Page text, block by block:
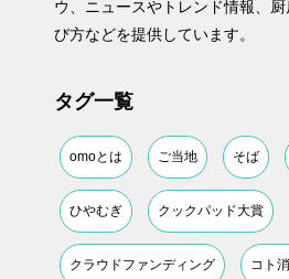
ウ、ニュースやトレンド情報、
び方などを提供しています。
タグ一覧
omoとは ご当地 そば
ひやむぎ クックパッド大賞
クラウドファンディング コト